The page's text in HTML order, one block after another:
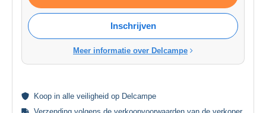
Inschrijven
Meer informatie over Delcampe
Koop in alle veiligheid op Delcampe